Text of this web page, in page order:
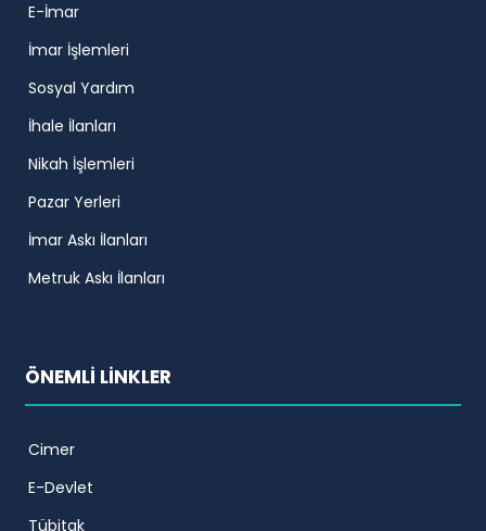
E-İmar
İmar İşlemleri
Sosyal Yardım
İhale İlanları
Nikah İşlemleri
Pazar Yerleri
İmar Askı İlanları
Metruk Askı İlanları
ÖNEMLİ LİNKLER
Cimer
E-Devlet
Tübitak